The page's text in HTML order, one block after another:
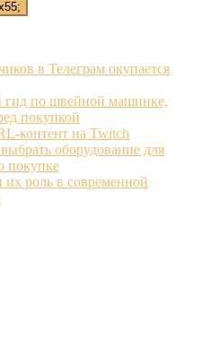
в Телеграм окупается
гид по швейной машинке,
покупкой
на Twitch
оборудование для
покупке
роль в современной